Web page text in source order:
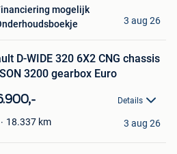
mogelijk
3 aug 26
D-WIDE 320 6X2 CNG chassis
3200 gearbox Euro
Details
18.337 km 3 aug 26